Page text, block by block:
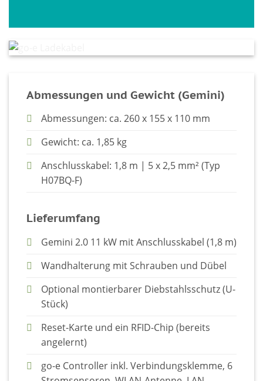
Abmessungen und Gewicht (Gemini)
Abmessungen: ca. 260 x 155 x 110 mm
Gewicht: ca. 1,85 kg
Anschlusskabel: 1,8 m | 5 x 2,5 mm² (Typ
H07BQ-F)
Lieferumfang
Gemini 2.0 11 kW mit Anschlusskabel (1,8 m)
Wandhalterung mit Schrauben und Dübel
Optional montierbarer Diebstahlsschutz (U-
Stück)
Reset-Karte und ein RFID-Chip (bereits
angelernt)
go-e Controller inkl. Verbindungsklemme, 6